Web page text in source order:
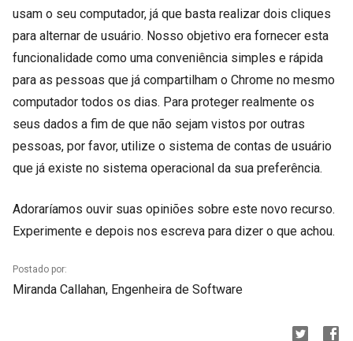
usam o seu computador, já que basta realizar dois cliques
para alternar de usuário. Nosso objetivo era fornecer esta
funcionalidade como uma conveniência simples e rápida
para as pessoas que já compartilham o Chrome no mesmo
computador todos os dias. Para proteger realmente os
seus dados a fim de que não sejam vistos por outras
pessoas, por favor, utilize o sistema de contas de usuário
que já existe no sistema operacional da sua preferência.
Adoraríamos ouvir suas opiniões sobre este novo recurso.
Experimente e depois nos escreva para dizer o que achou.
Postado por:
Miranda Callahan, Engenheira de Software